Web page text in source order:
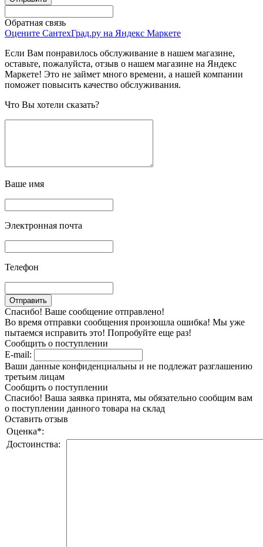
Обратная связь
Оцените СантехГрад.ру на Яндекс Маркете
Если Вам понравилось обслуживание в нашем магазине,
оставьте, пожалуйста, отзыв о нашем магазине на Яндекс
Маркете! Это не займет много времени, а нашей компании
поможет повысить качество обслуживания.
Что Вы хотели сказать?
Ваше имя
Электронная почта
Телефон
Спасибо! Ваше сообщение отправлено!
Во время отправки сообщения произошла ошибка! Мы уже
пытаемся исправить это! Попробуйте еще раз!
Сообщить о поступлении
E-mail:
Ваши данные конфиденциальны и не подлежат разглашению
третьим лицам
Сообщить о поступлении
Спасибо! Ваша заявка принята, мы обязательно сообщим вам
о поступлении данного товара на склад
Оставить отзыв
Оценка*:
Достоинства: